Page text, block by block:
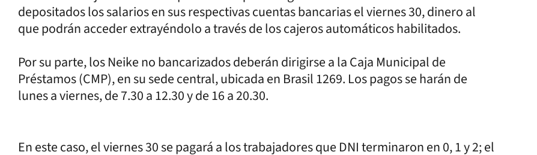
depositados los salarios en sus respectivas cuentas bancarias el viernes 30, dinero al
que podrán acceder extrayéndolo a través de los cajeros automáticos habilitados.
Por su parte, los Neike no bancarizados deberán dirigirse a la Caja Municipal de
Préstamos (CMP), en su sede central, ubicada en Brasil 1269. Los pagos se harán de
lunes a viernes, de 7.30 a 12.30 y de 16 a 20.30.
En este caso, el viernes 30 se pagará a los trabajadores que DNI terminaron en 0, 1 y 2; el